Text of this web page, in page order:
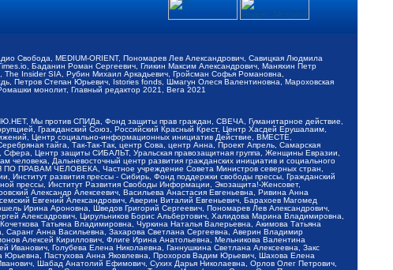
Свобода, MEDIUM-ORIENT, Пономарев Лев Александрович, Савицкая Людмила
Баданин Роман Сергеевич, Гликин Максим Александрович, Маняхин Петр
Insider SIA, Рубин Михаил Аркадьевич, Гройсман Софья Романовна,
Петров Степан Юрьевич, Istories fonds, Шмагун Олеся Валентиновна, Мароховская
монолит, Главный редактор 2021, Вега 2021
Мы против СПИДа, Фонд защиты прав граждан, СВЕЧА, Гуманитарное действие,
Гражданский Союз, Российский Красный Крест, Центр Хасдей Ерушалаим,
Центр социально-информационных инициатив Действие, ВМЕСТЕ,
тайга, Так-Так-Так, центр Сова, центр Анна, Проект Апрель, Самарская
Центр защиты СИБАЛЬТ, Уральская правозащитная группа, Женщины Евразии,
Дальневосточный центр развития гражданских инициатив и социального
ПО ПРАВАМ ЧЕЛОВЕКА, Частное учреждение Совета Министров северных стран,
развития прессы - Сибирь, Фонд поддержки свободы прессы, Гражданский
прессы, Институт Развития Свободы Информации, Экозащита!-Женсовет,
Александр Алексеевич, Васильева Анастасия Евгеньевна, Ривина Анна
Евгений Александрович, Аверин Виталий Евгеньевич, Барахоев Магомед
Ирина Ароновна, Шведов Григорий Сергеевич, Пономарев Лев Александрович,
Алексадрович, Цирульников Борис Альбертович, Халидова Марина Владимировна,
Татьяна Владимировна, Чуркина Наталья Валерьевна, Акимова Татьяна
Анна Васильевна, Захарова Светлана Сергеевна, Аверин Владимир
Алексей Кириллович, Флиге Ирина Анатольевна, Мельникова Валентина
Голубева Елена Николаевна, Ганнушкина Светлана Алексеевна, Закс
Пастухова Анна Яковлевна, Прохоров Вадим Юрьевич, Шахова Елена
Шабад Анатолий Ефимович, Сухих Дарья Николаевна, Орлов Олег Петрович,